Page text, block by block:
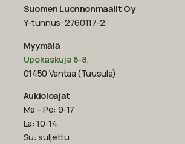
Suomen Luonnonmaalit Oy
Y-tunnus: 2760117-2
Myymälä
Upokaskuja 6-8,
01450 Vantaa (Tuusula)
Aukioloajat
Ma – Pe: 9-17
La: 10-14
Su: suljettu